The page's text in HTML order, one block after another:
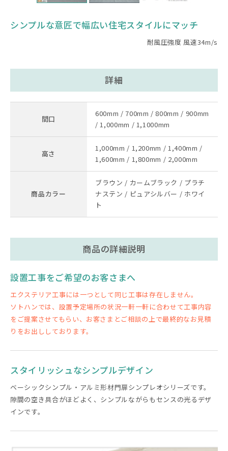
シンプルな意匠で幅広い住宅スタイルにマッチ
耐風圧強度 風速34m/s
詳細
間口
600mm / 700mm / 800mm / 900mm
/ 1,000mm / 1,1000mm
高さ
1,000mm / 1,200mm / 1,400mm /
1,600mm / 1,800mm / 2,000mm
商品カラー
ブラウン / カームブラック / プラチ
ナステン / ピュアシルバー / ホワイ
ト
商品の詳細説明
設置工事をご希望のお客さまへ
エクステリア工事には一つとして同じ工事は存在しません。
ソトハンでは、設置予定場所の状況一軒一軒に合わせて工事内容
をご提案させてもらい、お客さまとご相談の上で最終的なお見積
りをお出ししております。
スタイリッシュなシンプルデザイン
ベーシックシンプル・アルミ形材門扉シンプレオシリーズです。
隙間の空き具合がほどよく、シンプルながらもセンスの光るデザ
インです。